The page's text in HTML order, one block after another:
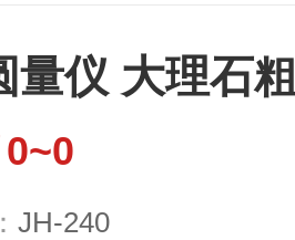
量仪 大理石
0~0
JH-240